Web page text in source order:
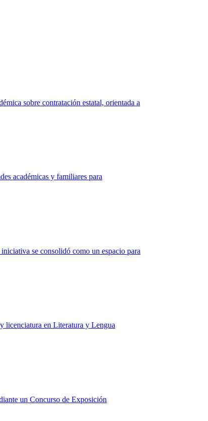
sobre contratación estatal, orientada a
académicas y familiares para
se consolidó como un espacio para
licenciatura en Literatura y Lengua
un Concurso de Exposición